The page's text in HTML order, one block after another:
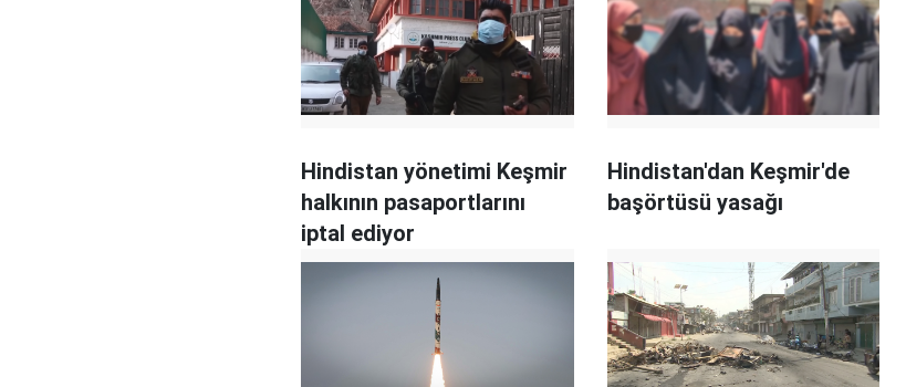
Hindistan yönetimi Keşmir
halkının pasaportlarını
iptal ediyor
Hindistan'dan Keşmir'de
başörtüsü yasağı